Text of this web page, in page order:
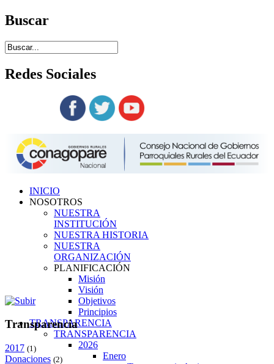
Buscar
Redes Sociales
INICIO
NOSOTROS
NUESTRA
INSTITUCIÓN
NUESTRA HISTORIA
NUESTRA
ORGANIZACIÓN
PLANIFICACIÓN
Misión
Visión
Objetivos
Principios
TRANSPARENCIA
TRANSPARENCIA
2026
Enero
Transparencia
2017 (1)
Donaciones (2)